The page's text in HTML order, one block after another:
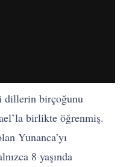
dillerin birçoğunu
birlikte öğrenmiş.
Yunanca’yı
8 yaşında